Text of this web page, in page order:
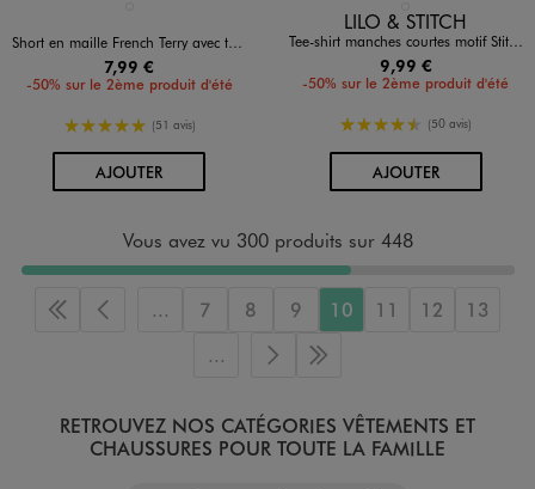
Short en maille French Terry avec taille ajustable fille
7,99 €
-50% sur le 2ème produit d'été
5/5 de moyenne
(51 avis)
AJOUTERAU PANIER
Disponible en 1 coloris
LILO & STITCH
Tee-shirt manches courtes motif Stitch fille - Disney
9,99 €
-50% sur le 2ème produit d'été
4.5/5 de moyenne
(50 avis)
AJOUTERAU PANIER
Vous avez vu 300 produits sur 448
Première page
Page précédente
... 7 8 9 10 11 12
13
...
Page suivante
Dernière page
RETROUVEZ NOS CATÉGORIES VÊTEMENTS ET
CHAUSSURES POUR TOUTE LA FAMILLE